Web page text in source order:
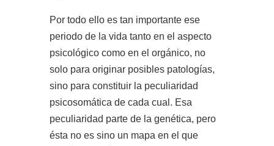
Por todo ello es tan importante ese
periodo de la vida tanto en el aspecto
psicológico como en el orgánico, no
solo para originar posibles patologías,
sino para constituir la peculiaridad
psicosomática de cada cual. Esa
peculiaridad parte de la genética, pero
ésta no es sino un mapa en el que